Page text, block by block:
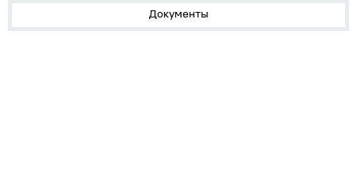
Документы